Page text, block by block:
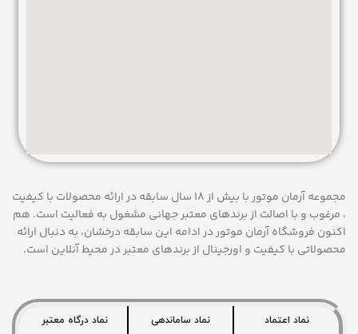
مجموعه آرمان موتور با بیش از 18 سال سابقه در ارائه محصولات با کيفيت
، مرغوب و با اصالت از برندهای معتبر جهانی مشغول به فعاليت است. هم
اکنون فروشگاه آرمان موتوردر ادامه اين سابقه درخشان، به دنبال ارائه
محصولاتی با کيفيت و اورجينال از برندهای معتبر در محيط آنلاين است.
نماد اعتماد نماد ساماندهی نماد درگاه معتبر